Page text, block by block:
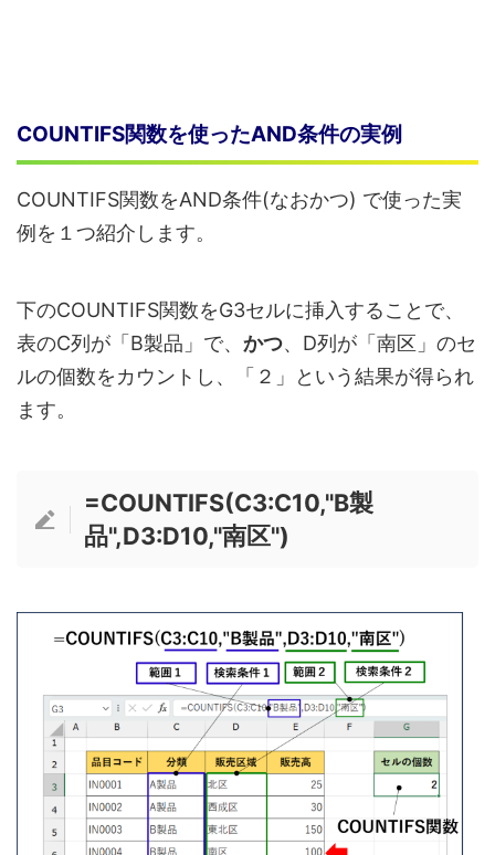
COUNTIFS関数を使ったAND条件の実例
COUNTIFS関数をAND条件(なおかつ) で使った実
例を１つ紹介します。
下のCOUNTIFS関数をG3セルに挿入することで、
表のC列が「B製品」で、 かつ、D列が「南区」のセ
ルの個数をカウントし、「２」という結果が得られ
ます。
=COUNTIFS(C3:C10,"B製
品",D3:D10,"南区")